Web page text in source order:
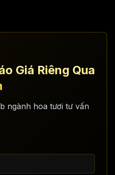
Giá Riêng Qua
ngành hoa tươi tư vấn